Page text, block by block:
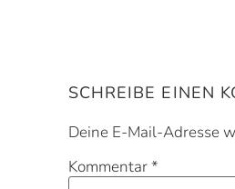
SCHREIBE EINEN
Deine E-Mail-Adresse
Kommentar*